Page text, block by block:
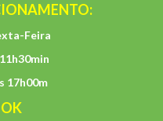
Feira
17h00m